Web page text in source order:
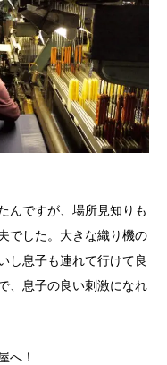
んですが、場所見知りも
でした。大きな織り機の
し息子も連れて行けて良
、息子の良い刺激になれ
へ！